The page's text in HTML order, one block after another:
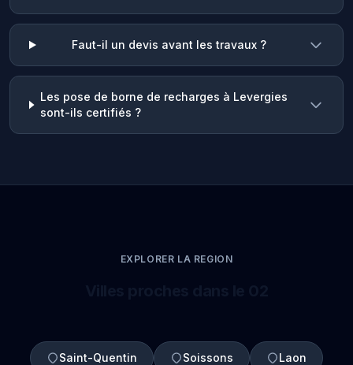
Faut-il un devis avant les travaux ?
Les pose de borne de recharges à Levergies
sont-ils certifiés ?
EXPLORER LA REGION
Saint-Quentin Soissons Laon